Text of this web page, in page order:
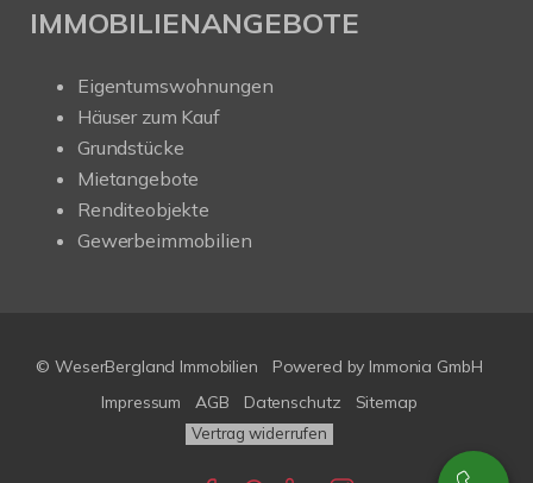
IMMOBILIENANGEBOTE
Eigentumswohnungen
Häuser zum Kauf
Grundstücke
Mietangebote
Renditeobjekte
Gewerbeimmobilien
© WeserBergland Immobilien Powered by Immonia GmbH
Impressum
AGB Datenschutz Sitemap
Vertrag widerrufen